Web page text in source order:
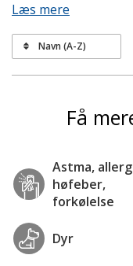
Læs mere
Navn (A-Z)
Få
Astma,
høfeber,
forkølelse
Dyr